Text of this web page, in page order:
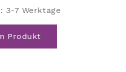
3-7 Werktage
Produkt